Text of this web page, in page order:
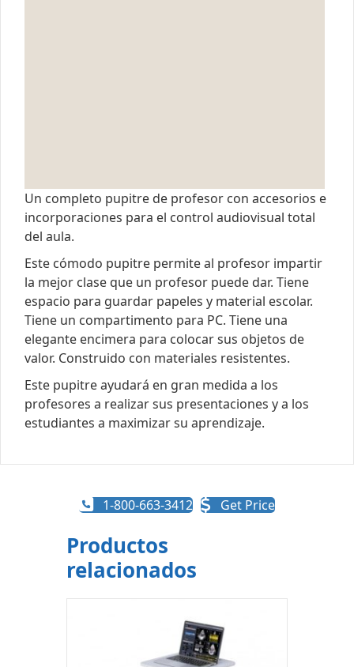
Un completo pupitre de profesor con accesorios e
incorporaciones para el control audiovisual total
del aula.
Este cómodo pupitre permite al profesor impartir
la mejor clase que un profesor puede dar. Tiene
espacio para guardar papeles y material escolar.
Tiene un compartimento para PC. Tiene una
elegante encimera para colocar sus objetos de
valor. Construido con materiales resistentes.
Este pupitre ayudará en gran medida a los
profesores a realizar sus presentaciones y a los
estudiantes a maximizar su aprendizaje.
1-800-663-3412 Get Price
Productos
relacionados